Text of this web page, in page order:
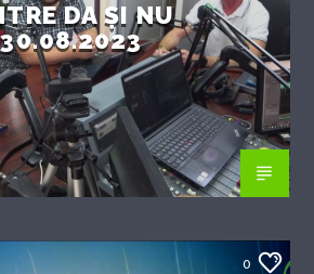
DA ȘI NU
30.08.2023
0